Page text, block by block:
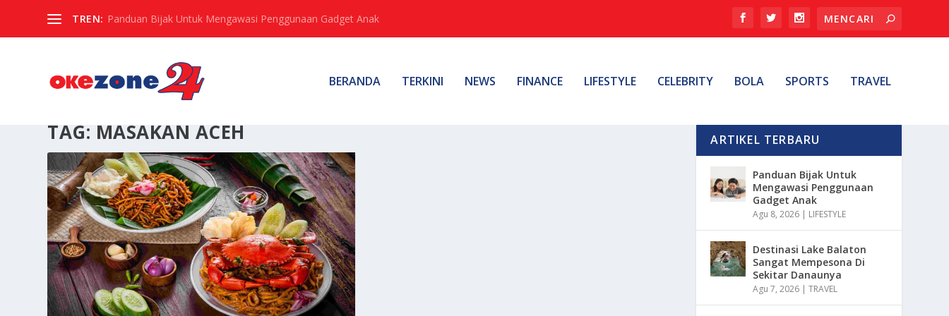
TREN: Panduan Bijak Untuk Mengawasi Penggunaan Gadget Anak
BERANDA TERKINI NEWS FINANCE LIFESTYLE CELEBRITY BOLA SPORTS TRAVEL
TAG: MASAKAN ACEH ARTIKEL TERBARU
Panduan Bijak Untuk
Mengawasi Penggunaan
Gadget Anak
Agu 8, 2026 | LIFESTYLE
Destinasi Lake Balaton
Sangat Mempesona Di
Sekitar Danaunya
Agu 7, 2026 |TRAVEL